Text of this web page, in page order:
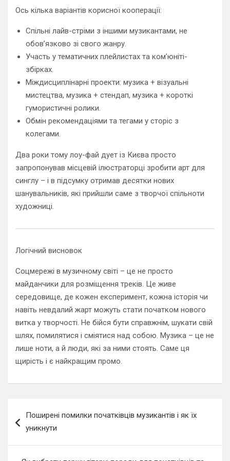
Ось кілька варіантів корисної кооперації:
Спільні лайв-стріми з іншими музикантами, не
обов’язково зі свого жанру.
Участь у тематичних плейлистах та ком’юніті-
збірках.
Міждисциплінарні проекти: музика + візуальні
мистецтва, музика + стендап, музика + короткі
гумористичні ролики.
Обмін рекомендаціями та тегами у сторіс з
колегами.
Два роки тому лоу-фай дует із Києва просто
запропонував місцевій ілюстраторці зробити арт для
синглу – і в підсумку отримав десятки нових
шанувальників, які прийшли саме з творчої спільноти
художниці.
Логічний висновок
Соцмережі в музичному світі – це не просто
майданчики для розміщення треків. Це живе
середовище, де кожен експеримент, кожна історія чи
навіть невдалий жарт можуть стати початком нового
витка у творчості. Не бійся бути справжнім, шукати свій
шлях, помилятися і сміятися над собою. Музика – це не
лише ноти, а й люди, які за ними стоять. Саме ця
щирість і є найкращим промо.
по
Поширені помилки початківців музикантів і як їх
уникнути